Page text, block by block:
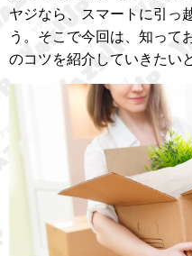
ヤジなら、スマートに引っ
う。そこで今回は、知って
のコツを紹介していきたい